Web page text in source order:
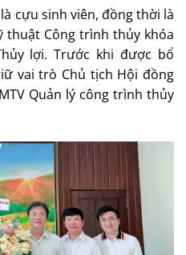
cựu sinh viên, đồng thời là
thuật Công trình thủy khóa
lợi. Trước khi được bổ
vai trò Chủ tịch Hội đồng
Quản lý công trình thủy